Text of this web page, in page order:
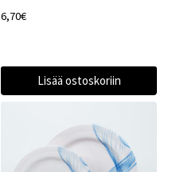
6,70€
Lisää ostoskoriin